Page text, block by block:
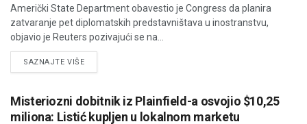
Američki State Department obavestio je Congress da planira
zatvaranje pet diplomatskih predstavništava u inostranstvu,
objavio je Reuters pozivajući se na...
SAZNAJTE VIŠEDETAILS
Misteriozni dobitnik iz Plainfield-a osvojio $10,25
miliona: Listić kupljen u lokalnom marketu